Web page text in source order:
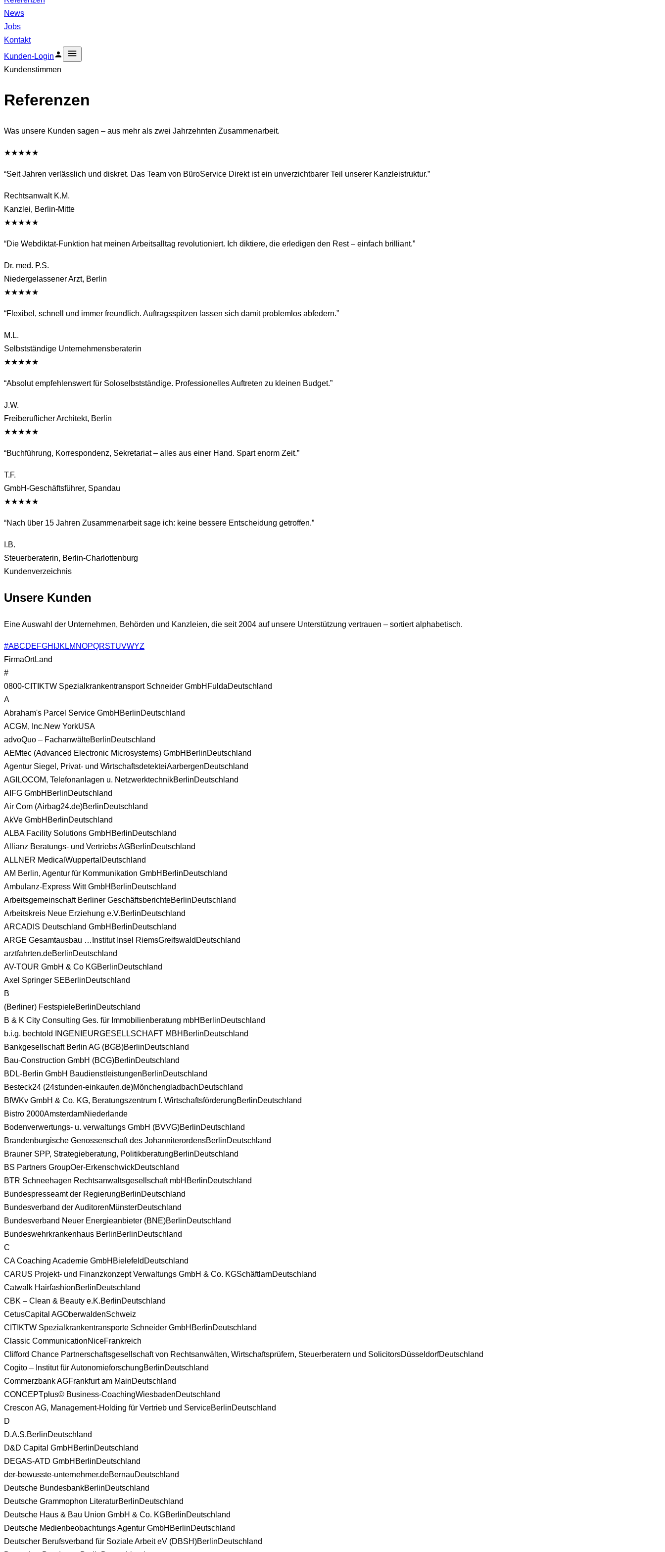
News
Jobs
Kontakt
Kunden-Login
Kundenstimmen
Referenzen
Was unsere Kunden sagen – aus mehr als zwei Jahrzehnten Zusammenarbeit.
★★★★★
“Seit Jahren verlässlich und diskret. Das Team von BüroService Direkt ist ein unverzichtbarer Teil unserer Kanzleistruktur.”
Rechtsanwalt K.M.
Kanzlei, Berlin-Mitte
★★★★★
“Die Webdiktat-Funktion hat meinen Arbeitsalltag revolutioniert. Ich diktiere, die erledigen den Rest – einfach brilliant.”
Dr. med. P.S.
Niedergelassener Arzt, Berlin
★★★★★
“Flexibel, schnell und immer freundlich. Auftragsspitzen lassen sich damit problemlos abfedern.”
M.L.
Selbstständige Unternehmensberaterin
★★★★★
“Absolut empfehlenswert für Soloselbstständige. Professionelles Auftreten zu kleinen Budget.”
J.W.
Freiberuflicher Architekt, Berlin
★★★★★
“Buchführung, Korrespondenz, Sekretariat – alles aus einer Hand. Spart enorm Zeit.”
T.F.
GmbH-Geschäftsführer, Spandau
★★★★★
“Nach über 15 Jahren Zusammenarbeit sage ich: keine bessere Entscheidung getroffen.”
I.B.
Steuerberaterin, Berlin-Charlottenburg
Kundenverzeichnis
Unsere Kunden
Eine Auswahl der Unternehmen, Behörden und Kanzleien, die seit 2004 auf unsere Unterstützung vertrauen – sortiert alphabetisch.
#ABCDEFGH JK LM NOPQRSTUVWYZ
FirmaOrtLand
#
0800-CITIKTW Spezialkrankentransport Schneider GmbH FuldaDeutschland
A
Abraham's Parcel Service GmbH BerlinDeutschland
ACGM, Inc.New YorkUSA
advoQuo – FachanwälteBerlinDeutschland
AEMtec (Advanced Electronic Microsystems) GmbH BerlinDeutschland
Agentur Siegel, Privat- und WirtschaftsdetekteiAarbergenDeutschland
AGILOCOM, Telefonanlagen u. NetzwerktechnikBerlinDeutschland
AIFG GmbH BerlinDeutschland
Air Com (Airbag24.de)BerlinDeutschland
AkVe GmbH BerlinDeutschland
ALBA Facility Solutions GmbH BerlinDeutschland
Allianz Beratungs- und Vertriebs AGBerlinDeutschland
ALLNER Medical Wuppertal Deutschland
AM Berlin, Agentur für Kommunikation GmbH BerlinDeutschland
Ambulanz-Express Witt GmbH BerlinDeutschland
Arbeitsgemeinschaft Berliner GeschäftsberichteBerlinDeutschland
Arbeitskreis Neue Erziehung e.V.BerlinDeutschland
ARCADIS Deutschland GmbH BerlinDeutschland
ARGE Gesamtausbau …Institut Insel RiemsGreifswald Deutschland
arztfahrten.deBerlinDeutschland
AV-TOUR GmbH & Co KGBerlinDeutschland
Axel Springer SEBerlinDeutschland
B
(Berliner) FestspieleBerlinDeutschland
B & K City Consulting Ges. für Immobilienberatung mbH BerlinDeutschland
b.i.g. bechtold INGENIEURGESELLSCHAFT MBH BerlinDeutschland
Bankgesellschaft Berlin AG (BGB)BerlinDeutschland
Bau-Construction GmbH (BCG)BerlinDeutschland
BDL-Berlin GmbH BaudienstleistungenBerlinDeutschland
Besteck24 (24stunden-einkaufen.de)MönchengladbachDeutschland
BfWKv GmbH & Co. KG, Beratungszentrum f. WirtschaftsförderungBerlinDeutschland
Bistro 2000AmsterdamNiederlande
Bodenverwertungs- u. verwaltungs GmbH (BVVG)BerlinDeutschland
Brandenburgische Genossenschaft des JohanniterordensBerlinDeutschland
Brauner SPP, Strategieberatung, PolitikberatungBerlinDeutschland
BS Partners GroupOer-ErkenschwickDeutschland
BTR Schneehagen Rechtsanwaltsgesellschaft mbH BerlinDeutschland
Bundespresseamt der RegierungBerlinDeutschland
Bundesverband der AuditorenMünsterDeutschland
Bundesverband Neuer Energieanbieter (BNE)BerlinDeutschland
Bundeswehrkrankenhaus BerlinBerlinDeutschland
C
CA Coaching Academie GmbH Bielefeld Deutschland
CARUS Projekt- und Finanzkonzept Verwaltungs GmbH & Co. KGSchäftlarnDeutschland
Catwalk HairfashionBerlinDeutschland
CBK – Clean & Beauty e.K.BerlinDeutschland
CetusCapital AGOberwaldenSchweiz
CITIKTW Spezialkrankentransporte Schneider GmbH BerlinDeutschland
Classic CommunicationNiceFrankreich
Clifford Chance Partnerschaftsgesellschaft von Rechtsanwälten, Wirtschaftsprüfern, Steuerberatern und SolicitorsDüsseldorfDeutschland
Cogito – Institut für AutonomieforschungBerlinDeutschland
Commerzbank AGFrankfurt am MainDeutschland
CONCEPTplus© Business-CoachingWiesbadenDeutschland
Crescon AG, Management-Holding für Vertrieb und ServiceBerlinDeutschland
D
D.A.S.BerlinDeutschland
D&D Capital GmbH BerlinDeutschland
DEGAS-ATD GmbH BerlinDeutschland
der-bewusste-unternehmer.deBernauDeutschland
Deutsche BundesbankBerlinDeutschland
Deutsche Grammophon LiteraturBerlinDeutschland
Deutsche Haus & Bau Union GmbH & Co. KGBerlinDeutschland
Deutsche Medienbeobachtungs Agentur GmbH BerlinDeutschland
Deutscher Berufsverband für Soziale Arbeit eV (DBSH)BerlinDeutschland